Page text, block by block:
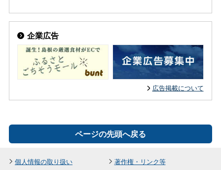
企業広告
広告掲載について
ページの先頭へ戻る
個人情報の取り扱い 著作権・リンク等